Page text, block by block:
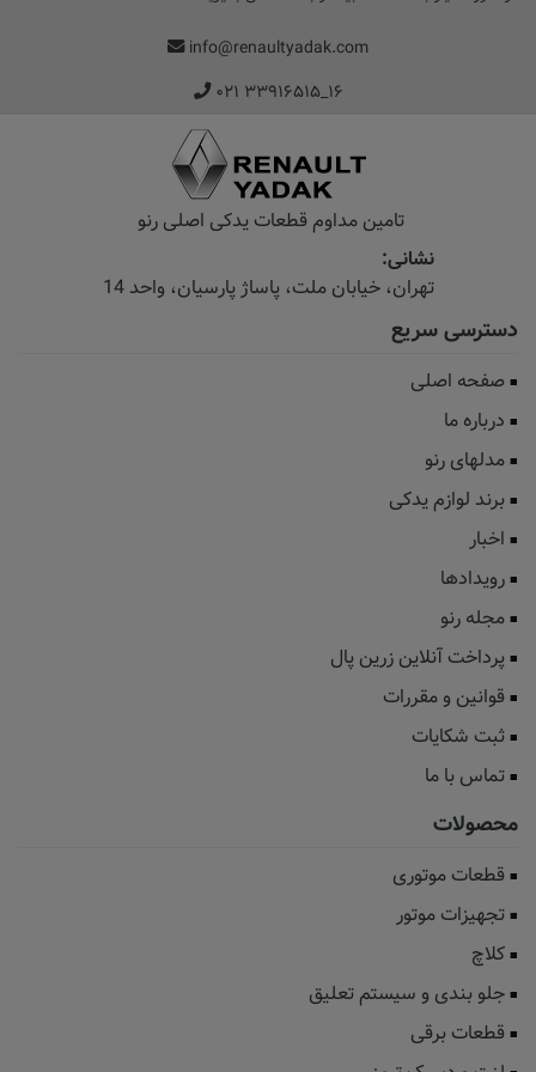
info@renaultyadak.com
۰۲۱ ۳۳۹۱۶۵۱۵_۱۶
تامین مداوم قطعات یدکی اصلی رنو
نشانی:
تهران، خیابان‌ ملت، پاساژ‌ پارسیان، واحد 14
دسترسی سریع
صفحه اصلی
درباره ما
مدلهای رنو
برند لوازم یدکی
اخبار
رویدادها
مجله رنو
پرداخت آنلاین زرین پال
قوانین و مقررات
ثبت شکایات
تماس با ما
محصولات
قطعات موتوری
تجهیزات موتور
کلاچ
جلو بندی و سیستم تعلیق
قطعات برقی